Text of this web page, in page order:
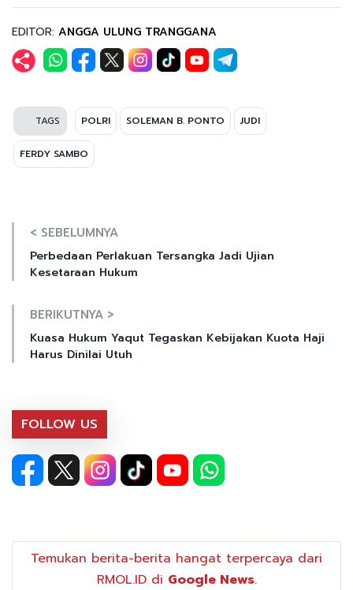
EDITOR: ANGGA ULUNG TRANGGANA
TAGS POLRI SOLEMAN B. PONTO JUDI
FERDY SAMBO
< SEBELUMNYA
Perbedaan Perlakuan Tersangka Jadi Ujian
Kesetaraan Hukum
BERIKUTNYA >
Kuasa Hukum Yaqut Tegaskan Kebijakan Kuota Haji
Harus Dinilai Utuh
FOLLOW US
Temukan berita-berita hangat terpercaya dari
RMOL.ID di Google News.